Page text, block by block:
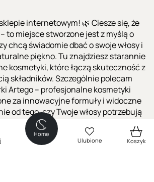
internetowym! 🌿 Ciesze się, że
to miejsce stworzone jest z myślą o
chcą świadomie dbać o swoje włosy i
piękno. Tu znajdziesz starannie
kosmetyki, które łączą skuteczność z
składników. Szczególnie polecam
Artego – profesjonalne kosmetyki
za innowacyjne formuły i widoczne
od tego, czy Twoje włosy potrzebują
czy stylizacji, Artego dostarcza
do Twoich potrzeb. Zapraszam
z ofertą i życze udanych zakupów –
Home
Ulubione
Koszyk